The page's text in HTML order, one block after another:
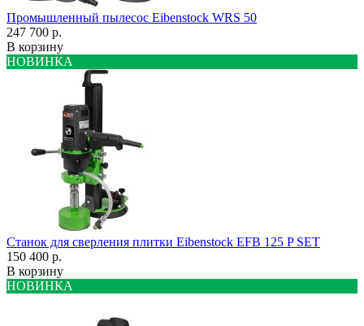
Промышленный пылесос Eibenstock WRS 50
247 700 р.
В корзину
НОВИНКА
Станок для сверления плитки Eibenstock EFB 125 P SET
150 400 р.
В корзину
НОВИНКА